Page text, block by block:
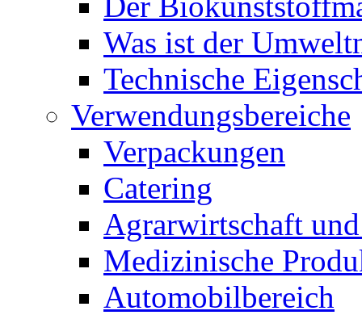
Was ist der
Technische
Verwendungsbereiche
Verpackungen
Catering
Agrarwirtschaft
Medizinische
Automobilbereich